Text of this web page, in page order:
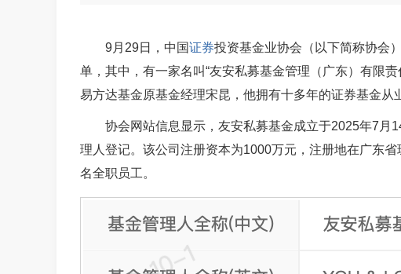
9月29日，中国证券投资基金业协会（以下简称协会
单，其中，有一家名叫“友安私募基金管理（广东）有限
易方达基金原基金经理宋昆，他拥有十多年的证券基金从
协会网站信息显示，友安私募基金成立于2025年7月
理人登记。该公司注册资本为1000万元，注册地在广东
名全职员工。